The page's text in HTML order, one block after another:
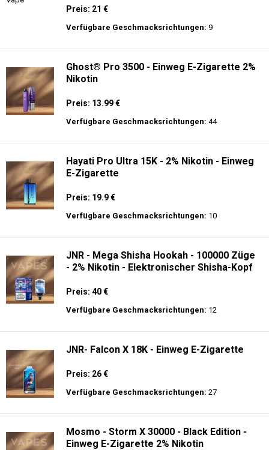
Preis: 21 €
Verfügbare Geschmacksrichtungen: 9
Ghost® Pro 3500 - Einweg E-Zigarette 2%
Nikotin
Preis: 13.99 €
Verfügbare Geschmacksrichtungen: 44
Hayati Pro Ultra 15K - 2% Nikotin - Einweg
E-Zigarette
Preis: 19.9 €
Verfügbare Geschmacksrichtungen: 10
JNR - Mega Shisha Hookah - 100000 Züge
- 2% Nikotin - Elektronischer Shisha-Kopf
Preis: 40 €
Verfügbare Geschmacksrichtungen: 12
JNR- Falcon X 18K - Einweg E-Zigarette
Preis: 26 €
Verfügbare Geschmacksrichtungen: 27
Mosmo - Storm X 30000 - Black Edition -
Einweg E-Zigarette 2% Nikotin